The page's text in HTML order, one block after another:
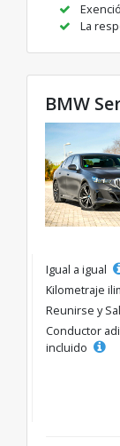
La
BMW
Igual a igual
Kilometraje
Reunirse y
Conductor
incluido